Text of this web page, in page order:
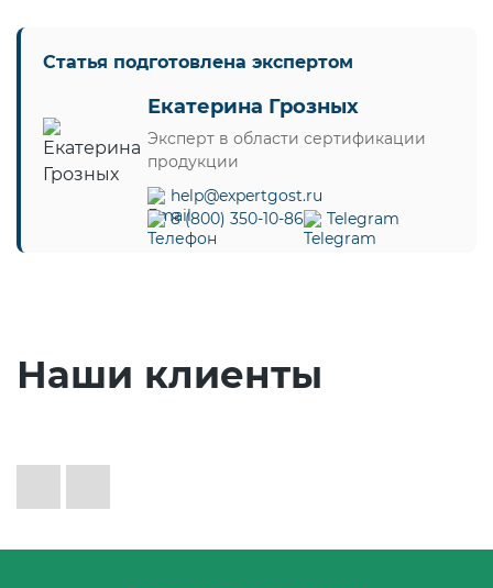
Статья подготовлена экспертом
Екатерина Грозных
Эксперт в области сертификации
продукции
help@expertgost.ru
8 (800) 350-10-86
Telegram
Наши клиенты